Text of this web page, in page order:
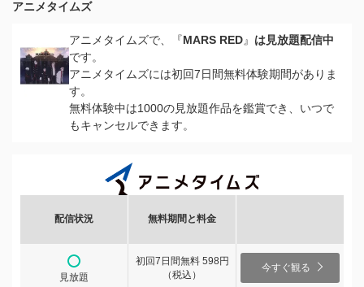
アニメタイムズ
アニメタイムズで、『MARS RED』 は見放題配信中
です。
アニメタイムズには初回7日間無料体験期間がありま
す。
無料体験中は1000の見放題作品を鑑賞でき、いつで
もキャンセルできます。
配信状況 無料期間と料金
見放題
初回7日間無料 598円
（税込）
今すぐ観る